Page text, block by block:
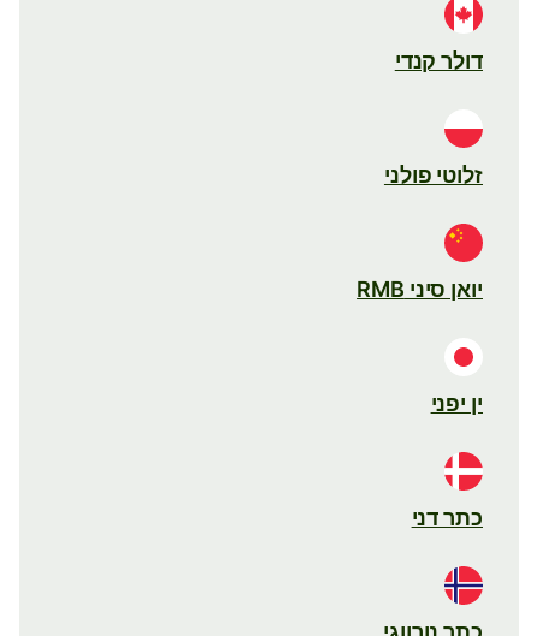
דולר קנדי
זלוטי פולני
יואן סיני RMB
ין יפני
כתר דני